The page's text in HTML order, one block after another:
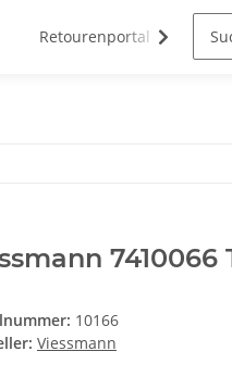
Retourenportal
10166
Viessmann